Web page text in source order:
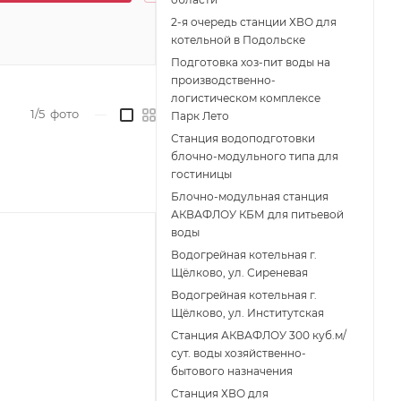
1/5 фото
2-я очередь станции ХВО для
котельной в Подольске
Подготовка хоз-пит воды на
производственно-
логистическом комплексе
Парк Лето
Станция водоподготовки
блочно-модульного типа для
гостиницы
Блочно-модульная станция
АКВАФЛОУ КБМ для питьевой
воды
Водогрейная котельная г.
Щёлково, ул. Сиреневая
Водогрейная котельная г.
Щёлково, ул. Институтская
Станция АКВАФЛОУ 300 куб.м/
сут. воды хозяйственно-
бытового назначения
Станция ХВО для